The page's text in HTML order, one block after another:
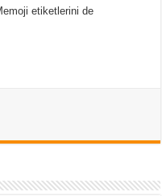
etiketlerini de